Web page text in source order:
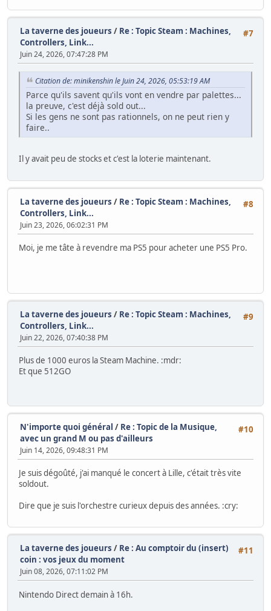
#7
La taverne des joueurs / Re : Topic Steam : Machines,
Controllers, Link...
Juin 24, 2026, 07:47:28 PM
Citation de: minikenshin le Juin 24, 2026, 05:53:19 AM
Parce qu'ils savent qu'ils vont en vendre par palettes...
la preuve, c'est déjà sold out...
Si les gens ne sont pas rationnels, on ne peut rien y
faire..
Il y avait peu de stocks et c'est la loterie maintenant.
#8
La taverne des joueurs / Re : Topic Steam : Machines,
Controllers, Link...
Juin 23, 2026, 06:02:31 PM
Moi, je me tâte à revendre ma PS5 pour acheter une PS5 Pro.
#9
La taverne des joueurs / Re : Topic Steam : Machines,
Controllers, Link...
Juin 22, 2026, 07:40:38 PM
Plus de 1000 euros la Steam Machine. :mdr:
Et que 512GO
#10
N'importe quoi général / Re : Topic de la Musique,
avec un grand M ou pas d'ailleurs
Juin 14, 2026, 09:48:31 PM
Je suis dégoûté, j'ai manqué le concert à Lille, c'était très vite
soldout.
Dire que je suis l'orchestre curieux depuis des années. :cry:
#11
La taverne des joueurs / Re : Au comptoir du (insert)
coin : vos jeux du moment
Juin 08, 2026, 07:11:02 PM
Nintendo Direct demain à 16h.